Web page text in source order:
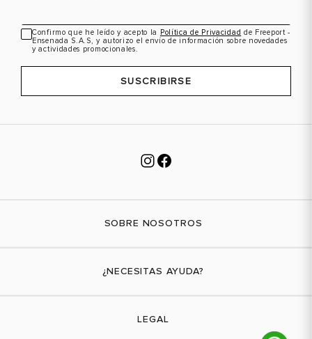
Confirmo que he leído y acepto la Política de Privacidad de Freeport -
Ensenada S.A.S, y autorizo el envío de información sobre novedades
y actividades promocionales.
SUSCRIBIRSE
SOBRE NOSOTROS
¿NECESITAS AYUDA?
LEGAL